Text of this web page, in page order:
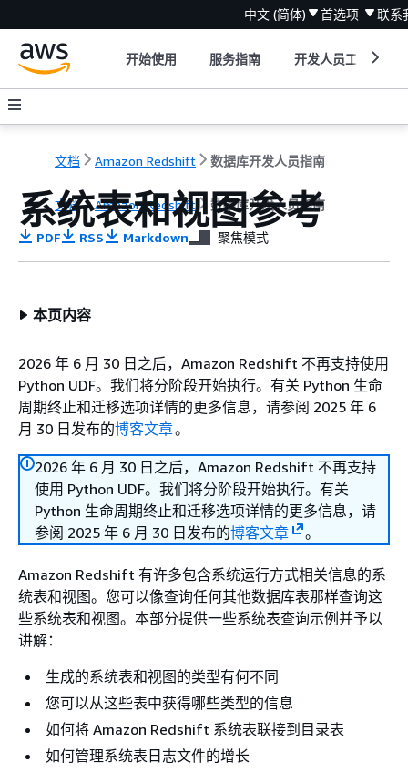
中文 (简体) 首选项 联系
开始使用 服务指南 开发人员工具
文档 Amazon Redshift 数据库开发人员指南
文档 Amazon Redshift 数据库开发人员指南
系统表和视图参考
PDF RSS Markdown 聚焦模式
本页内容
2026 年 6 月 30 日之后，Amazon Redshift 不再支持使用
Python UDF。我们将分阶段开始执行。有关 Python 生命
周期终止和迁移选项详情的更多信息，请参阅 2025 年 6
月 30 日发布的博客文章。
2026 年 6 月 30 日之后，Amazon Redshift 不再支持
使用 Python UDF。我们将分阶段开始执行。有关
Python 生命周期终止和迁移选项详情的更多信息，请
参阅 2025 年 6 月 30 日发布的博客文章 。
Amazon Redshift 有许多包含系统运行方式相关信息的系
统表和视图。您可以像查询任何其他数据库表那样查询这
些系统表和视图。本部分提供一些系统表查询示例并予以
讲解：
生成的系统表和视图的类型有何不同
您可以从这些表中获得哪些类型的信息
如何将 Amazon Redshift 系统表联接到目录表
如何管理系统表日志文件的增长